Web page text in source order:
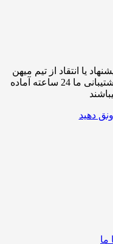
یا انتقاد از تیم میهن
وبمستر با ما تماس بگیرید.کارشناسان پشتیبانی ما 24 ساعته آماده
دهید
ما